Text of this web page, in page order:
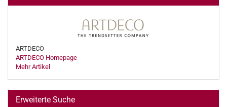
ARTDECO
ARTDECO Homepage
Mehr Artikel
Erweiterte Suche